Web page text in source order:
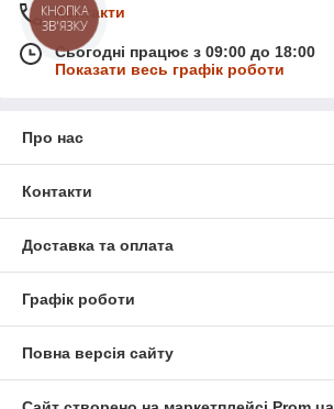
Контакти
Сьогодні працює з 09:00 до 18:00
Показати весь графік роботи
Про нас
Контакти
Доставка та оплата
Графік роботи
Повна версія сайту
КНОПКА
ЗВ'ЯЗКУ